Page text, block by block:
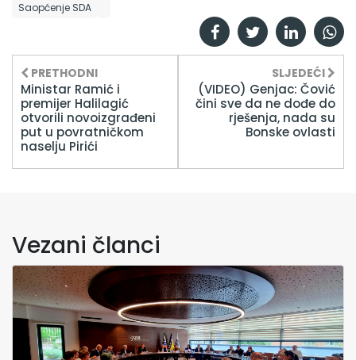
Saopćenje SDA
PRETHODNI
Ministar Ramić i
premijer Halilagić
otvorili novoizgrađeni
put u povratničkom
naselju Pirići
SLJEDEĆI
(VIDEO) Genjac: Čović
čini sve da ne dođe do
rješenja, nada su
Bonske ovlasti
Vezani članci